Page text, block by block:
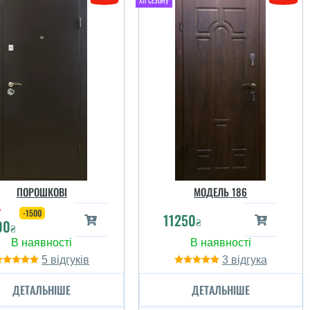
Искал графитовый
ПОРОШКОВІ
₴
-1500
5
ДЕТАЛЬНІШЕ
МОДЕЛЬ 186
11250₴
3
ДЕТАЛЬНІШЕ